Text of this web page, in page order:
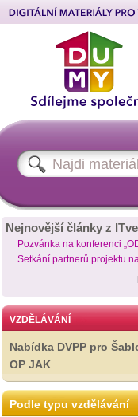
Nejnovější články z
Pozvánka na konferenci
Setkání partnerů projektu
VZDĚLÁVÁNÍ
Nabídka DVPP pro
OP JAK
Podle typu vzdělávání